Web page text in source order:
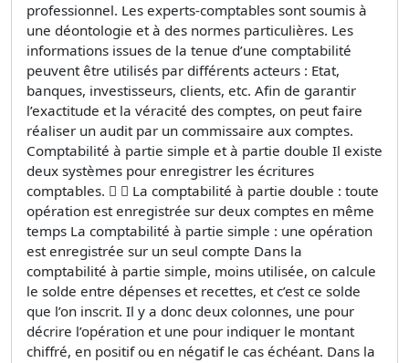
professionnel. Les experts-comptables sont soumis à
une déontologie et à des normes particulières. Les
informations issues de la tenue d’une comptabilité
peuvent être utilisés par différents acteurs : Etat,
banques, investisseurs, clients, etc. Afin de garantir
l’exactitude et la véracité des comptes, on peut faire
réaliser un audit par un commissaire aux comptes.
Comptabilité à partie simple et à partie double Il existe
deux systèmes pour enregistrer les écritures
comptables.   La comptabilité à partie double : toute
opération est enregistrée sur deux comptes en même
temps La comptabilité à partie simple : une opération
est enregistrée sur un seul compte Dans la
comptabilité à partie simple, moins utilisée, on calcule
le solde entre dépenses et recettes, et c’est ce solde
que l’on inscrit. Il y a donc deux colonnes, une pour
décrire l’opération et une pour indiquer le montant
chiffré, en positif ou en négatif le cas échéant. Dans la